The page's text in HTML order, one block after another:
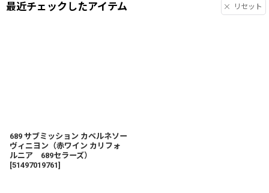
最近チェックしたアイテム リセット
689 サブミッション カベルネソー
ヴィニヨン（赤ワイン カリフォ
ルニア 689セラーズ）
[51497019761]